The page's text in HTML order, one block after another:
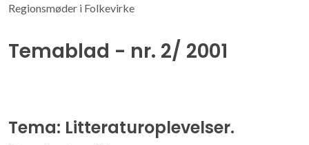
Regionsmøder i Folkevirke
Temablad - nr. 2/ 2001
Tema: Litteraturoplevelser.